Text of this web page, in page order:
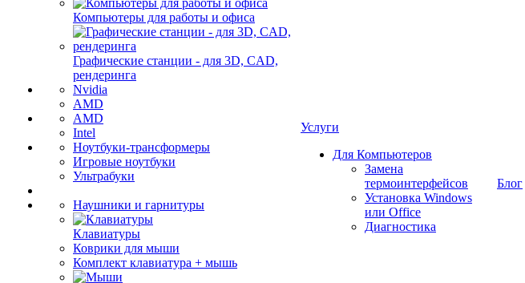
Компьютеры для работы и офиса
Графические станции - для 3D, CAD,
рендеринга
Nvidia
AMD
AMD
Intel
Ноутбуки-трансформеры
Игровые ноутбуки
Ультрабуки
Наушники и гарнитуры
Клавиатуры
Коврики для мыши
Комплект клавиатура + мышь
Услуги
Для Компьютеров
Замена
термоинтерфейсов
Установка Windows
или Office
Диагностика
Блог